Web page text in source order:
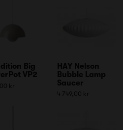
Big
VP2
kr
HAY Nelson
Bubble Lamp
Saucer
4 749,00 kr